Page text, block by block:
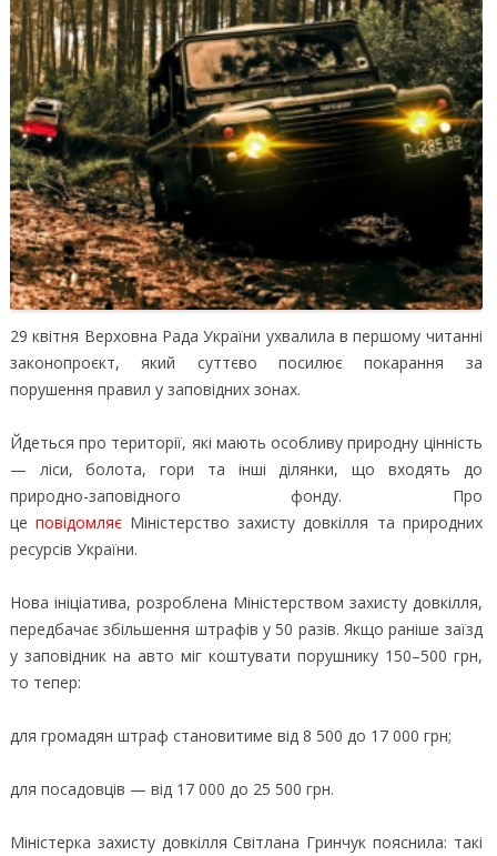
29 квітня Верховна Рада України ухвалила в першому читанні
законопроєкт, який суттєво посилює покарання за
порушення правил у заповідних зонах.
Йдеться про території, які мають особливу природну цінність
— ліси, болота, гори та інші ділянки, що входять до
природно-заповідного фонду. Про
цеповідомляє Міністерство захисту довкілля та природних
ресурсів України.
Нова ініціатива, розроблена Міністерством захисту довкілля,
передбачає збільшення штрафів у 50 разів. Якщо раніше заїзд
у заповідник на авто міг коштувати порушнику 150–500 грн,
то тепер:
для громадян штраф становитиме від 8 500 до 17 000 грн;
для посадовців — від 17 000 до 25 500 грн.
Міністерка захисту довкілля Світлана Гринчук пояснила: такі